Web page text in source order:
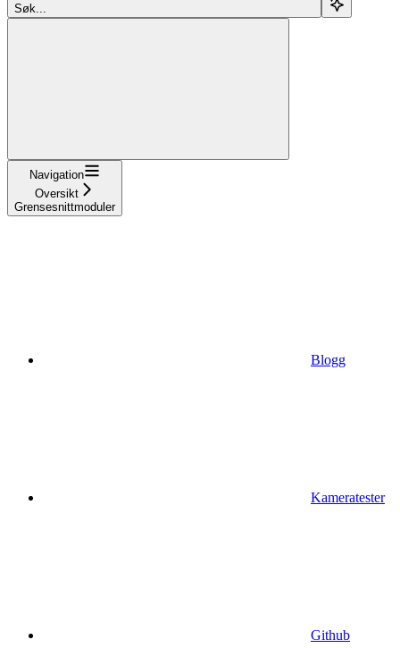
Søk...
Navigation
Oversikt
Grensesnittmoduler
Blogg
Kameratester
Github